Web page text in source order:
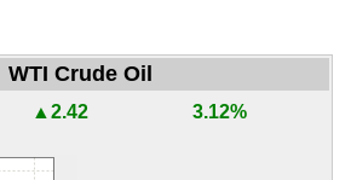
WTI Crude Oil
▲2.42 3.12%